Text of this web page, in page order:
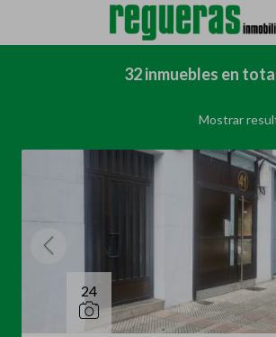
Filtrar
32 inmuebles en
Mostrar
24